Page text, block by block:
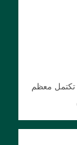
تكتمل معظم